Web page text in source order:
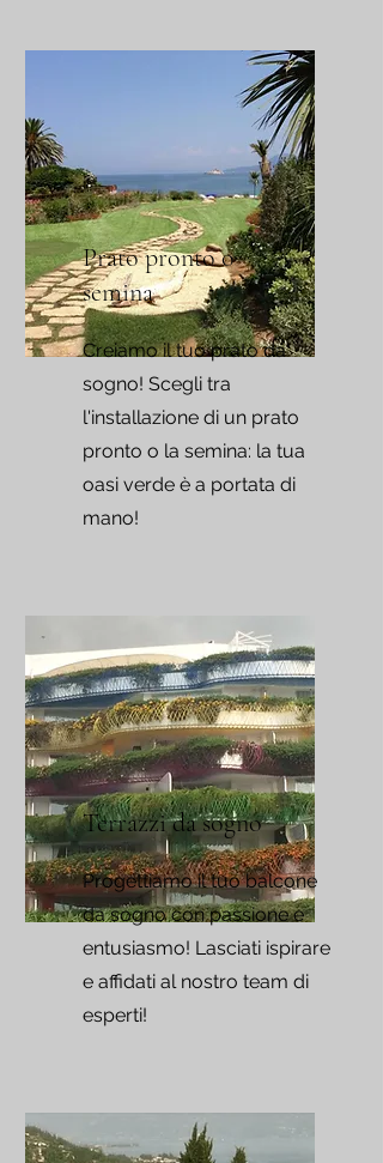
Prato pronto o
semina
Creiamo il tuo prato da
sogno! Scegli tra
l'installazione di un prato
pronto o la semina: la tua
oasi verde è a portata di
mano!
Terrazzi da sogno
Progettiamo il tuo balcone
da sogno con passione e
entusiasmo! Lasciati ispirare
e affidati al nostro team di
esperti!